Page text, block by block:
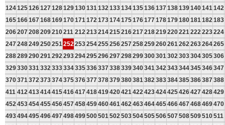
124125126127128129130131 132 133134135136137138139140141 142
165166167168169170171 172 173174175176177178179180181 182 183
206207208209210211 212 213214215216217218219220221 222 223224
247248249250251 252 253254255256257258259260261 262 263264265
288289290291 292 293294295296297298299300301 302 303304305306
329330331 332 333334335336337338339340341 342 343344345346347
370371 372 373374375376377378379380381 382 383384385386387388
411 412 413414415416417418419420421 422 423424425426427428429
452 453454455456457458459460461 462 463464465466467468469470
493494495496497498499500501 502 503504505506507508509510511